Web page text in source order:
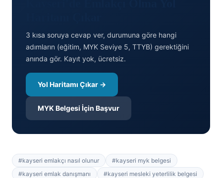
3 kısa soruya cevap ver, durumuna göre hangi
adımların (eğitim, MYK Seviye 5, TTYB) gerektiğini
anında gör. Kayıt yok, ücretsiz.
Yol Haritamı Çıkar →
MYK Belgesi İçin Başvur
#kayseri emlakçı nasıl olunur #kayseri myk belgesi
#kayseri emlak danışmanı #kayseri mesleki yeterlilik belgesi